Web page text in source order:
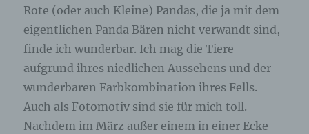
Rote (oder auch Kleine) Pandas, die ja mit dem
eigentlichen Panda Bären nicht verwandt sind,
finde ich wunderbar. Ich mag die Tiere
aufgrund ihres niedlichen Aussehens und der
wunderbaren Farbkombination ihres Fells.
Auch als Fotomotiv sind sie für mich toll.
Nachdem im März außer einem in einer Ecke